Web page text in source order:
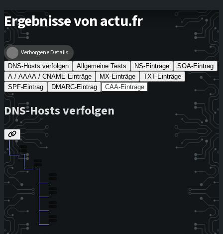
Ergebnisse von actu.fr
Verborgene Details
DNS-Hosts verfolgen Allgemeine Tests NS-Einträge
SOA-Eintrag
A / AAAA / CNAME Einträge
MX-Einträge
TXT-Einträge
SPF-Eintrag
DMARC-Eintrag CAA-Einträge
DNS-Hosts verfolgen